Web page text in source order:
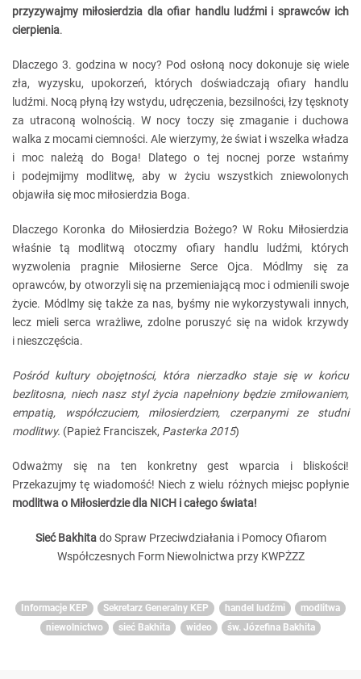
przyzywajmy miłosierdzia dla ofiar handlu ludźmi i sprawców ich
cierpienia.
Dlaczego 3. godzina w nocy? Pod osłoną nocy dokonuje się wiele
zła, wyzysku, upokorzeń, których doświadczają ofiary handlu
ludźmi. Nocą płyną łzy wstydu, udręczenia, bezsilności, łzy tęsknoty
za utraconą wolnością. W nocy toczy się zmaganie i duchowa
walka z mocami ciemności. Ale wierzymy, że świat i wszelka władza
i moc należą do Boga! Dlatego o tej nocnej porze wstańmy
i podejmijmy modlitwę, aby w życiu wszystkich zniewolonych
objawiła się moc miłosierdzia Boga.
Dlaczego Koronka do Miłosierdzia Bożego? W Roku Miłosierdzia
właśnie tą modlitwą otoczmy ofiary handlu ludźmi, których
wyzwolenia pragnie Miłosierne Serce Ojca. Módlmy się za
oprawców, by otworzyli się na przemieniającą moc i odmienili swoje
życie. Módlmy się także za nas, byśmy nie wykorzystywali innych,
lecz mieli serca wrażliwe, zdolne poruszyć się na widok krzywdy
i nieszczęścia.
Pośród kultury obojętności, która nierzadko staje się w końcu
bezlitosna, niech nasz styl życia napełniony będzie zmiłowaniem,
empatią, współczuciem, miłosierdziem, czerpanymi ze studni
modlitwy. (Papież Franciszek, Pasterka 2015)
Odważmy się na ten konkretny gest wparcia i bliskości!
Przekazujmy tę wiadomość! Niech z wielu różnych miejsc popłynie
modlitwa o Miłosierdzie dla NICH i całego świata!
Sieć Bakhitado Spraw Przeciwdziałania i Pomocy Ofiarom
Współczesnych Form Niewolnictwa przy KWPŻZZ
Informacje KEP Sekretarz Generalny KEP handel ludźmi
modlitwa
niewolnictwo
sieć Bakhita wideo św. Józefina Bakhita